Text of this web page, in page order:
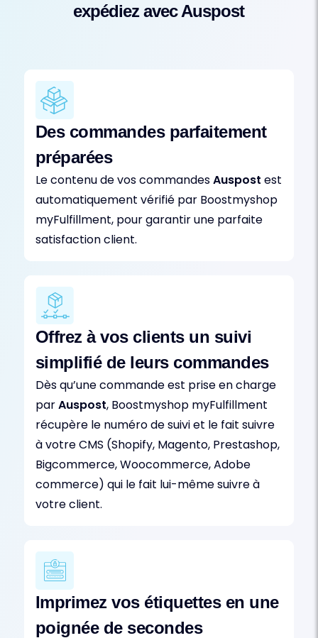
expédiez avec Auspost
Des commandes parfaitement
préparées
Le contenu de vos commandesAuspost est
automatiquement vérifié par Boostmyshop
myFulfillment, pour garantir une parfaite
satisfaction client.
Offrez à vos clients un suivi
simplifié de leurs commandes
Dès qu’une commande est prise en charge
parAuspost, Boostmyshop myFulfillment
récupère le numéro de suivi et le fait suivre
à votre CMS (Shopify, Magento, Prestashop,
Bigcommerce, Woocommerce, Adobe
commerce) qui le fait lui-même suivre à
votre client.
Imprimez vos étiquettes en une
poignée de secondes